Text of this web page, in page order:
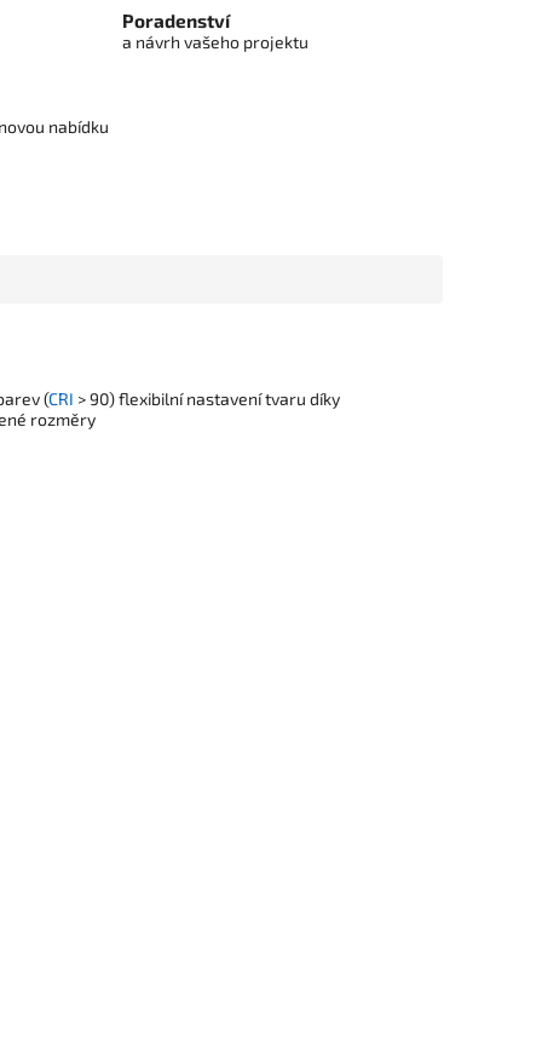
Poradenství
a návrh vašeho projektu
nabídku
(CRI > 90) flexibilní nastavení tvaru díky
rozměry